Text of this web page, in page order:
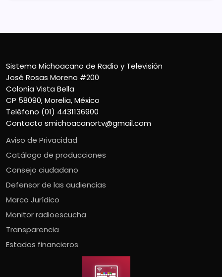
Sistema Michoacano de Radio y Televisión
José Rosas Moreno #200
Colonia Vista Bella
CP 58090, Morelia, México
Teléfono (01) 4431136900
Contacto smichoacanortv@gmail.com
Aviso de Privacidad
Catálogo de producciones
Consejo ciudadano
Defensor de las audiencias
Marco Jurídico
Monitor radioescucha
Transparencia
Estados financieros